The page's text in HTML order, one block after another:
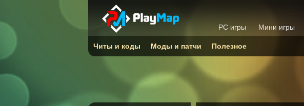
PC игры Мини игры
Читы и коды Моды и патчи Полезное